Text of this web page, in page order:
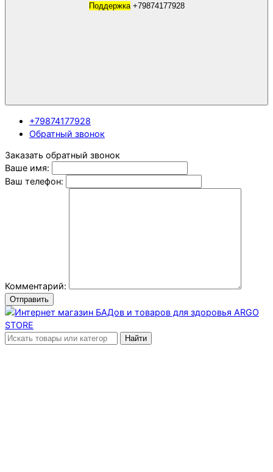
Поддержка +79874177928
+79874177928
Обратный звонок
Заказать обратный звонок
Ваше имя:
Ваш телефон:
Комментарий:
Отправить
Найти